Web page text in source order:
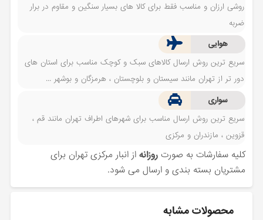
روشی ارزان و مناسب فقط برای کالا های بسیار سنگین و مقاوم در برار
ضربه
هوایی
سریع ترین روش ارسال کالاهای سبک و کوچک مناسب برای استان های
دور تر از تهران مانند سیستان و بلوچستان ، هرمزگان و بوشهر ...
سواری
سریع ترین روش ارسال مناسب برای شهرهای اطراف تهران مانند قم ،
قزوین ، مازندران و مرکزی
کلیه سفارشات به صورتروزانه از انبار مرکزی تهران برای
مشتریان بسته بندی و ارسال می شود.
محصولات مشابه